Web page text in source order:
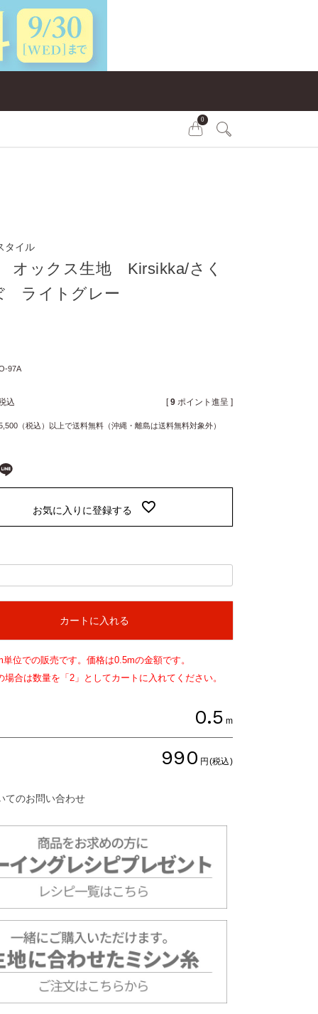
0
タイル
オックス生地 Kirsikka/さく
ライトグレー
97A
込 [ 9 ポイント進呈 ]
（税込）以上で送料無料（沖縄・離島は送料無料対象外）
お気に入りに登録する
カートに入れる
単位での販売です。価格は0.5mの金額です。
場合は数量を「2」としてカートに入れてください。
0.5 m
990 円(税込)
てのお問い合わせ